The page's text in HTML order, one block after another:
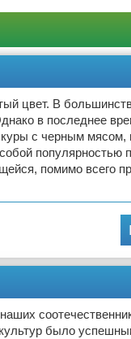
цвет. В
в последнее
с черным мясом,
популярностью
помимо всего
было